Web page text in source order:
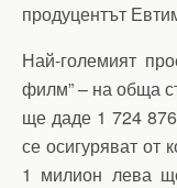
продуцентът
Най-големият
филм” – на обща
ще даде 1 724
се осигуряват от
1 милион лева